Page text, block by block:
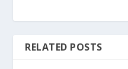
RELATED POSTS